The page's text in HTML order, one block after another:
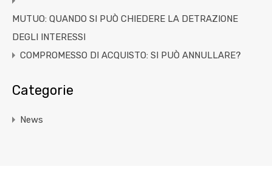
MUTUO: QUANDO SI PUÒ CHIEDERE LA DETRAZIONE
DEGLI INTERESSI
COMPROMESSO DI ACQUISTO: SI PUÒ ANNULLARE?
Categorie
News